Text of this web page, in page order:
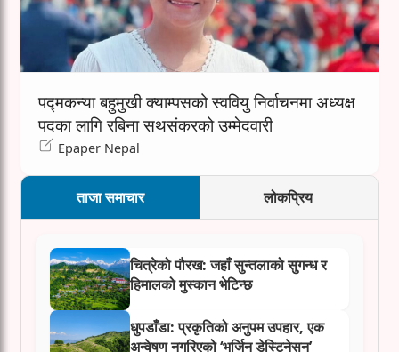
पद्मकन्या बहुमुखी क्याम्पसको स्ववियु निर्वाचनमा अध्यक्ष
पदका लागि रबिना सथसंकरको उम्मेदवारी
Epaper Nepal
ताजा समाचार लोकप्रिय
चित्रेको पौरख: जहाँ सुन्तलाको सुगन्ध र
हिमालको मुस्कान भेटिन्छ
धुपडाँडा: प्रकृतिको अनुपम उपहार, एक
अन्वेषण नगरिएको ‘भर्जिन डेस्टिनेसन’